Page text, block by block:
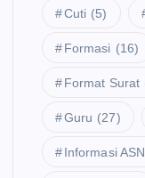
Cuti (5)
Formasi (16)
Format Surat
Guru (27)
Informasi ASN